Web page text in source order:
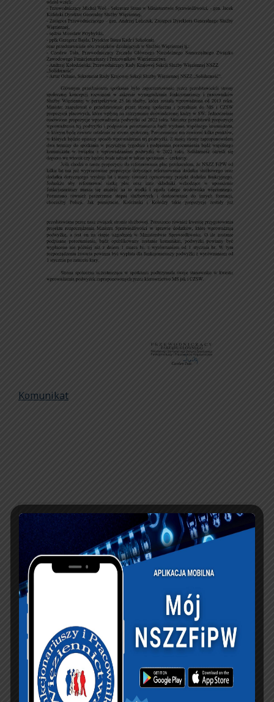
Komunikat
PREVIOUS ARTICLE
Mentor S.A. – List
Gratulacyjny z okazji
Święta Służby
NEXT ARTICLE
Życzenia
Przewodniczącego
Zarządu Głównego
NSZZFiPW z okazji
Więziennej.